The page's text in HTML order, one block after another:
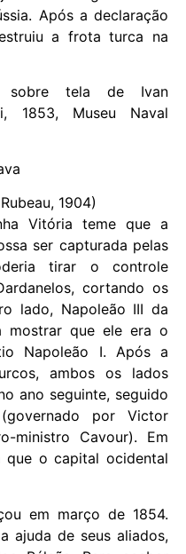
Após a declaração
a frota turca na
sobre tela de Ivan
1853, Museu Naval
1904)
Vitória teme que a
ser capturada pelas
tirar o controle
cortando os
lado, Napoleão III da
mostrar que ele era o
Napoleão I. Após a
ambos os lados
ano seguinte, seguido
por Victor
ministro Cavour). Em
o capital ocidental
em março de 1854.
ajuda de seus aliados,